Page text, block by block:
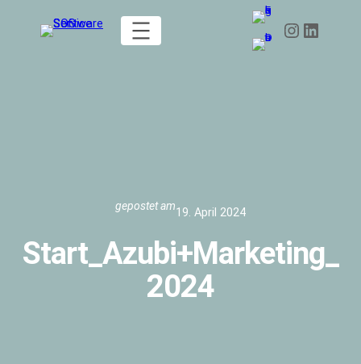
Instagram LinkedIn
gepostet am19. April 2024
Start_Azubi+Marketing_
2024